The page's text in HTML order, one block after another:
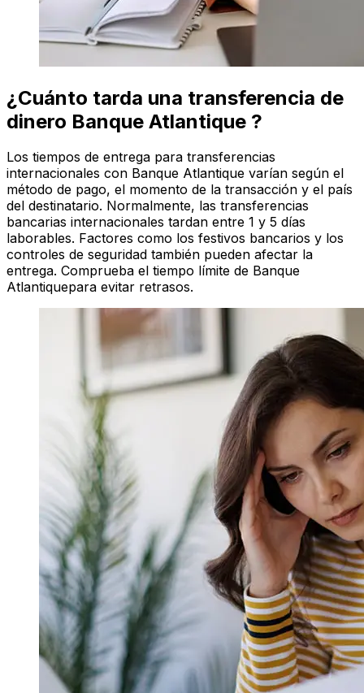
¿Cuánto tarda una transferencia de
dinero Banque Atlantique ?
Los tiempos de entrega para transferencias
internacionales con Banque Atlantique varían según el
método de pago, el momento de la transacción y el país
del destinatario. Normalmente, las transferencias
bancarias internacionales tardan entre 1 y 5 días
laborables. Factores como los festivos bancarios y los
controles de seguridad también pueden afectar la
entrega. Comprueba el tiempo límite de Banque
Atlantiquepara evitar retrasos.